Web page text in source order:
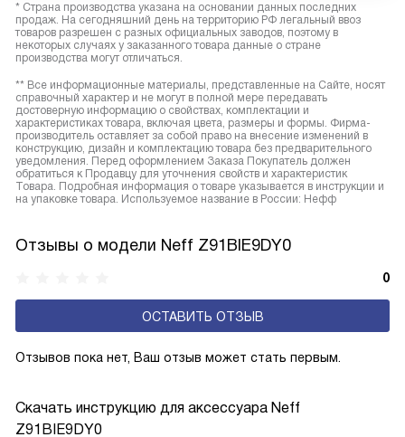
Скачать инструкцию для аксессуара Neff
Z91BIE9DY0
* Страна производства указана на основании данных последних
продаж. На сегодняшний день на территорию РФ легальный ввоз
товаров разрешен с разных официальных заводов, поэтому в
некоторых случаях у заказанного товара данные о стране
производства могут отличаться.
** Все информационные материалы, представленные на Сайте, носят
справочный характер и не могут в полной мере передавать
достоверную информацию о свойствах, комплектации и
характеристиках товара, включая цвета, размеры и формы. Фирма-
производитель оставляет за собой право на внесение изменений в
конструкцию, дизайн и комплектацию товара без предварительного
уведомления. Перед оформлением Заказа Покупатель должен
обратиться к Продавцу для уточнения свойств и характеристик
Товара. Подробная информация о товаре указывается в инструкции и
на упаковке товара. Используемое название в России: Нефф
Отзывы о модели Neff Z91BIE9DY0
0
ОСТАВИТЬ ОТЗЫВ
Отзывов пока нет, Ваш отзыв может стать первым.